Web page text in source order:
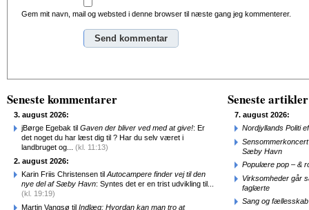
Gem mit navn, mail og websted i denne browser til næste gang jeg kommenterer.
Seneste kommentarer
3. august 2026:
jBørge Egebak til Gaven der bliver ved med at give!: Er
det noget du har læst dig til ? Har du selv været i
landbruget og... (kl. 11:13)
2. august 2026:
Karin Friis Christensen til Autocampere finder vej til den
nye del af Sæby Havn: Syntes det er en trist udvikling til...
(kl. 19:19)
Martin Vangsø til Indlæg: Hvordan kan man tro at
Seneste artikler
7. august 2026:
Nordjyllands Politi
Sæby Havn
Populære pop – &
Virksomheder går
faglærte
Sang og